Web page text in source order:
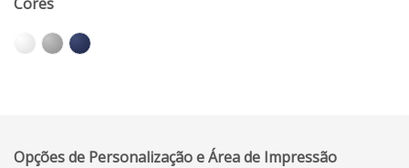
Opções de Personalização e Área de Impressão